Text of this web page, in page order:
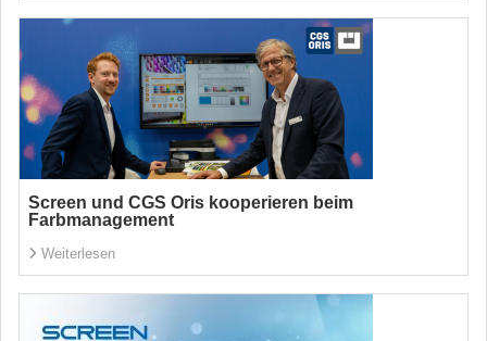
Screen und CGS Oris kooperieren beim
Farbmanagement
Weiterlesen